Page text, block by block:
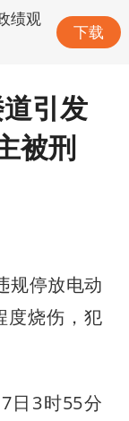
绩观
下载
引发
被刑
规停放电动
度烧伤，犯
日3时55分